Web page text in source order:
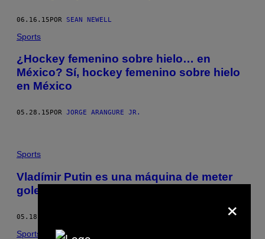
06.16.15POR SEAN NEWELL
Sports
¿Hockey femenino sobre hielo… en
México? Sí, hockey femenino sobre hielo
en México
05.28.15 POR JORGE ARANGURE JR.
Sports
Vladímir Putin es una máquina de meter
goles
05.18.15
Sports
×